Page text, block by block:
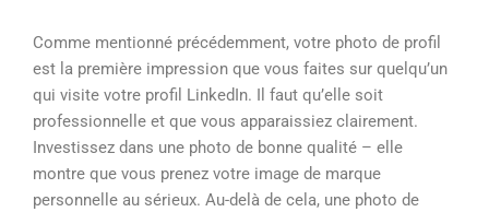
Comme mentionné précédemment, votre photo de profil
est la première impression que vous faites sur quelqu’un
qui visite votre profil LinkedIn. Il faut qu’elle soit
professionnelle et que vous apparaissiez clairement.
Investissez dans une photo de bonne qualité – elle
montre que vous prenez votre image de marque
personnelle au sérieux. Au-delà de cela, une photo de